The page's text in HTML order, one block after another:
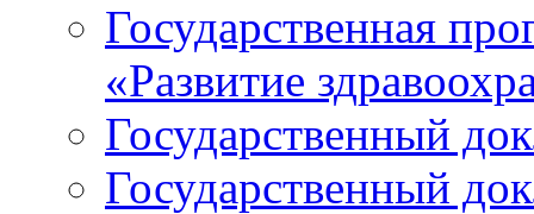
Государственная
«Развитие
Государственный
Государственный